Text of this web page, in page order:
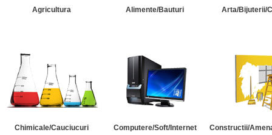
Agricultura Alimente/Bauturi Arta/Bijuterii/
Chimicale/Cauciucuri Computere/Soft/Internet Constructii/